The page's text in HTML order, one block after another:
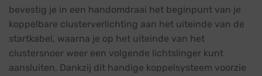
bevestig je in een handomdraai het beginpunt van je
koppelbare clusterverlichting aan het uiteinde van de
startkabel, waarna je op het uiteinde van het
clustersnoer weer een volgende lichtslinger kunt
aansluiten. Dankzij dit handige koppelsysteem voorzie